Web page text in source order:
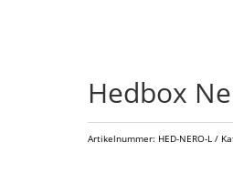
Hedbox
Artikelnummer: HED-NERO-L